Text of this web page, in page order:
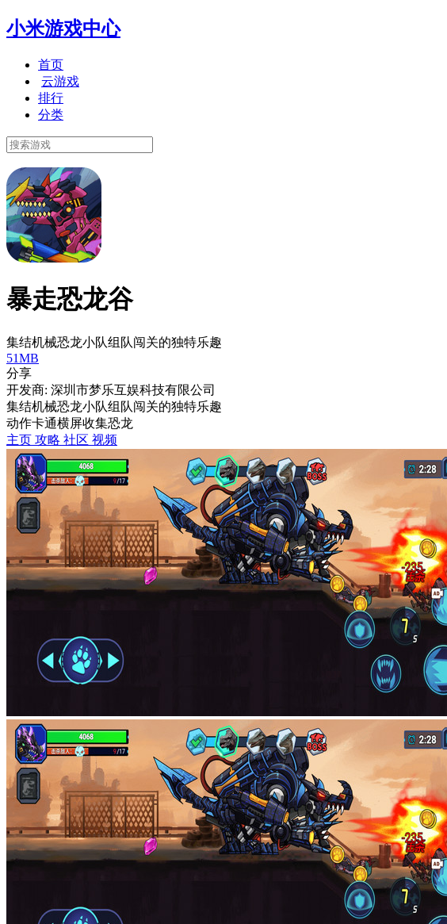
小米游戏中心
首页
云游戏
排行
分类
暴走恐龙谷
集结机械恐龙小队组队闯关的独特乐趣
51MB
分享
开发商: 深圳市梦乐互娱科技有限公司
集结机械恐龙小队组队闯关的独特乐趣
动作卡通横屏收集恐龙
主页 攻略 社区 视频